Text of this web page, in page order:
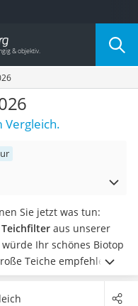
Vergleich.
Sie jetzt was tun:
aus unserer
Ihr schönes Biotop
Teiche empfehlen
zu wählen. Beachten
: Ist Ihr Teich tiefer als 2